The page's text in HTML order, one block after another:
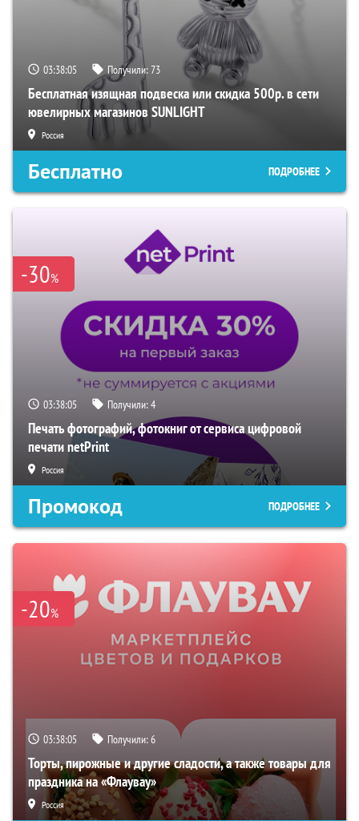
03:38:04 Получили:73
Бесплатная изящная подвеска или скидка 500р. в сети
ювелирных магазинов SUNLIGHT
Россия
Бесплатно ПОДРОБНЕЕ
-30%
03:38:04 Получили:4
Печать фотографий, фотокниг от сервиса цифровой
печати netPrint
Россия
Промокод ПОДРОБНЕЕ
-20%
03:38:04 Получили:6
Торты, пирожные и другие сладости, а также товары для
праздника на «Флаувау»
Россия